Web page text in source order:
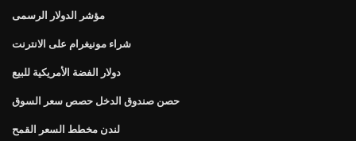
مؤشر الدولار الرسمى
شراء مونيغرام على الانترنت
دولار الفضة الأمريكية للبيع
حصن صندوق الدخل حصص سعر السوق
لندن مخطط السعر القمح